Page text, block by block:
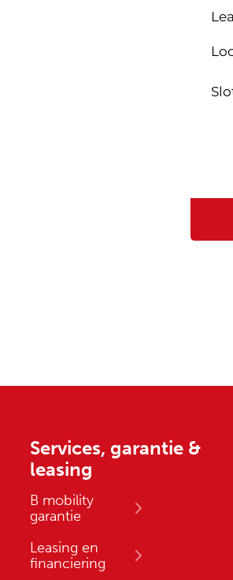
Services, garantie &
leasing
B mobility
garantie
Leasing en
financiering